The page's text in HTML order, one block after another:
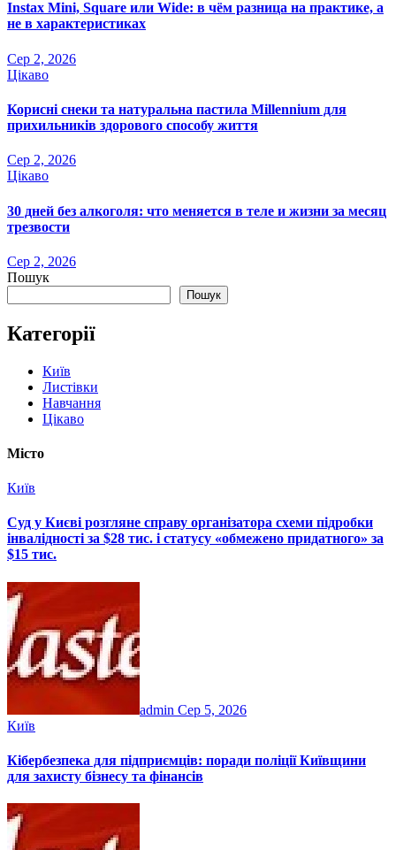
Instax Mini, Square или Wide: в чём разница на практике, а
не в характеристиках
Сер 2, 2026
Цікаво
Корисні снеки та натуральна пастила Millennium для
прихильників здорового способу життя
Сер 2, 2026
Цікаво
30 дней без алкоголя: что меняется в теле и жизни за месяц
трезвости
Сер 2, 2026
Пошук
Пошук
Категорії
Київ
Листівки
Навчання
Цікаво
Місто
Київ
Суд у Києві розгляне справу організатора схеми підробки
інвалідності за $28 тис. і статусу «обмежено придатного» за
$15 тис.
admin Сер 5, 2026
Київ
Кібербезпека для підприємців: поради поліції Київщини
для захисту бізнесу та фінансів